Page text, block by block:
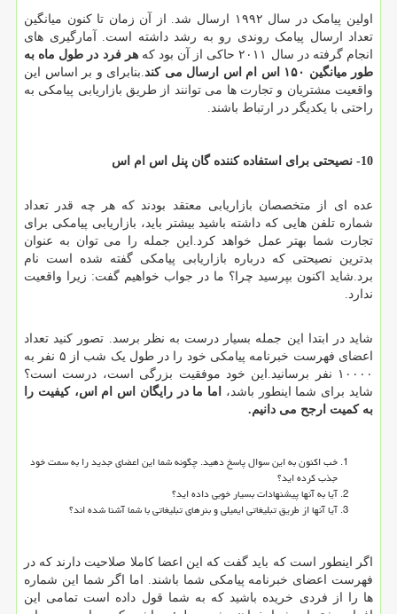
اولین پیامک در سال ۱۹۹۲ ارسال شد. از آن زمان تا کنون میانگین
تعداد ارسال پیامک روندی رو به رشد داشته است. آمارگیری های
انجام گرفته در سال ۲۰۱۱ حاکی از آن بود که
هر فرد در طول ماه به
طور میانگین ۱۵۰ اس ام اس ارسال می کند
.بنابرای و بر اساس این
واقعیت مشتریان و تجارت ها می توانند از طریق بازاریابی پیامکی به
راحتی با یکدیگر در ارتباط باشند.
10- نصیحتی برای استفاده کننده گان پنل اس ام اس
عده ای از متخصصان بازاریابی معتقد بودند که هر چه قدر تعداد
شماره تلفن هایی که داشته باشید بیشتر باید، بازاریابی پیامکی برای
تجارت شما بهتر عمل خواهد کرد.این جمله را می توان به عنوان
بدترین نصیحتی که درباره بازاریابی پیامکی گفته شده است نام
برد.شاید اکنون بپرسید چرا؟ ما در جواب خواهیم گفت: زیرا واقعیت
ندارد.
شاید در ابتدا این جمله بسیار درست به نظر برسد. تصور کنید تعداد
اعضای فهرست خبرنامه پیامکی خود را در طول یک شب از ۵ نفر به
۱۰۰۰۰ نفر برسانید.این خود موفقیت بزرگی است، درست است؟
شاید برای شما اینطور باشد،
اما ما در رایگان اس ام اس، کیفیت را
به کمیت ارجح می دانیم.
خب اکنون به این سوال پاسخ دهید. چگونه شما این اعضای جدید را به سمت خود
جذب کرده اید؟
آیا به آنها پیشنهادات بسیار خوبی داده اید؟
آیا آنها از طریق تبلیغاتی ایمیلی و بنرهای تبلیغاتی با شما آشنا شده اند؟
اگر اینطور است که باید گفت که این اعضا کاملا صلاحیت دارند که در
فهرست اعضای خبرنامه پیامکی شما باشند. اما اگر شما این شماره
ها را از فردی خریده باشید که به شما قول داده است تمامی این